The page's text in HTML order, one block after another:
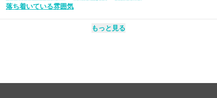
落ち着いている雰囲気
もっと見る